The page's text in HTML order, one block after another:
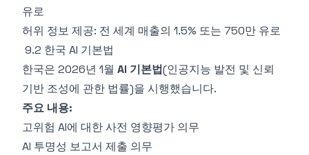
유로
허위 정보 제공: 전 세계 매출의 1.5% 또는 750만 유로
9.2 한국 AI 기본법
한국은 2026년 1월 AI 기본법(인공지능 발전 및 신뢰
기반 조성에 관한 법률)을 시행했습니다.
주요 내용:
고위험 AI에 대한 사전 영향평가 의무
AI 투명성 보고서 제출 의무